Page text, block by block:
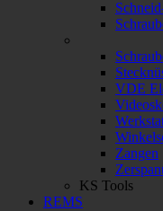
VDE
Zangen
KS Tools
REMS